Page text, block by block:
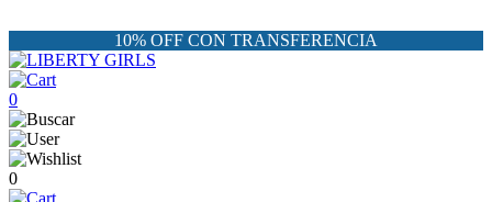
10% OFF CON TRANSFERENCIA
0
0